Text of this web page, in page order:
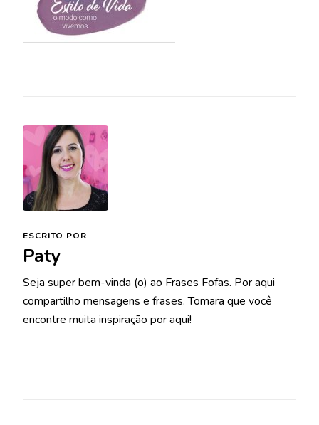
ESCRITO POR
Paty
Seja super bem-vinda (o) ao Frases Fofas. Por aqui
compartilho mensagens e frases. Tomara que você
encontre muita inspiração por aqui!